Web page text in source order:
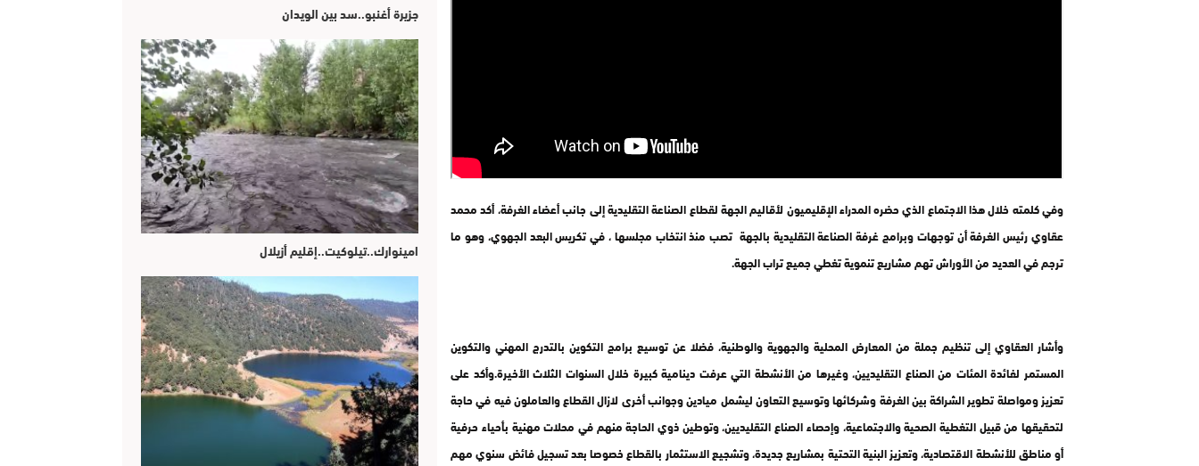
وفي كلمته خلال هذا الاجتماع الذي حضره المدراء الإقليميون لأقاليم الجهة لقطاع الصناعة التقليدية إلى جانب أعضاء الغرفة، أكد محمد
عقاوي رئيس الغرفة أن توجهات وبرامج غرفة الصناعة التقليدية بالجهة تصب منذ انتخاب مجلسها ، في تكريس البعد الجهوي، وهو ما
ترجم في العديد من الأوراش تهم مشاريع تنموية تغطي جميع تراب الجهة.
وأشار العقاوي إلى تنظيم جملة من المعارض المحلية والجهوية والوطنية، فضلا عن توسيع برامج التكوين بالتدرج المهني والتكوين
المستمر لفائدة المئات من الصناع التقليديين، وغيرها من الأنشطة التي عرفت دينامية كبيرة خلال السنوات الثلاث الأخيرة.وأكد على
تعزيز ومواصلة تطوير الشراكة بين الغرفة وشركائها وتوسيع التعاون ليشمل ميادين وجوانب أخرى لازال القطاع والعاملون فيه في حاجة
لتحقيقها من قبيل التغطية الصحية والاجتماعية، وإحصاء الصناع التقليديين، وتوطين ذوي الحاجة منهم في محلات مهنية بأحياء حرفية
أو مناطق للأنشطة الاقتصادية، وتعزيز البنية التحتية بمشاريع جديدة، وتشجيع الاستثمار بالقطاع خصوصا بعد تسجيل فائض سنوي مهم
جزيرة أغنبو..سد بين الويدان
امينوارك..تيلوكيت..إقليم أزيلال